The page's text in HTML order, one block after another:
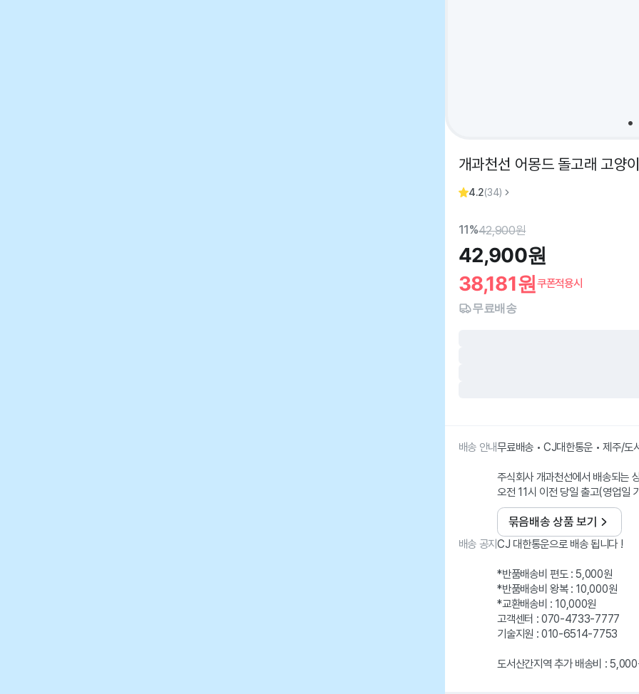
개과천선 어몽드 돌고래 고양
4.2(34)
11%42,900원
42,900원
38,181원쿠폰적용시
무료배송
배송 안내무료배송 • CJ대한통운 • 제주/도
주식회사 개과천선에서 배송되는
오전 11시 이전 당일 출고(영업일
묶음배송 상품 보기
배송 공지CJ 대한통운으로 배송 됩니다 !
*반품배송비 편도 : 5,000원
*반품배송비 왕복 : 10,000원
*교환배송비 : 10,000원
고객센터 : 070-4733-7777
기술지원 : 010-6514-7753
도서산간지역 추가 배송비 :